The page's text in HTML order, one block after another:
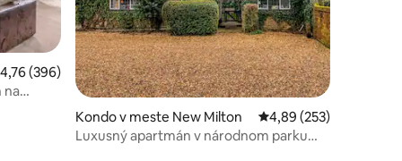
232ohodnotenie 4,76 z 5, počet hodnotení: 396
4,76 (396)
na
Kondo v meste New Milton Priemerné
4,89 (253)
Luxusný apartmán v národnom parku